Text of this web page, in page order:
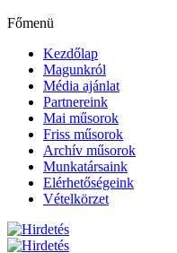
Főmenü
Kezdőlap
Magunkról
Média ajánlat
Partnereink
Mai műsorok
Friss műsorok
Archív műsorok
Munkatársaink
Elérhetőségeink
Vételkörzet